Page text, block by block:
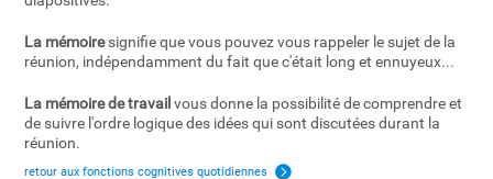
La mémoiresignifie que vous pouvez vous rappeler le sujet de la
réunion, indépendamment du fait que c'était long et ennuyeux...
La mémoire de travail vous donne la possibilité de comprendre et
de suivre l'ordre logique des idées qui sont discutées durant la
réunion.
retour aux fonctions cognitives quotidiennes